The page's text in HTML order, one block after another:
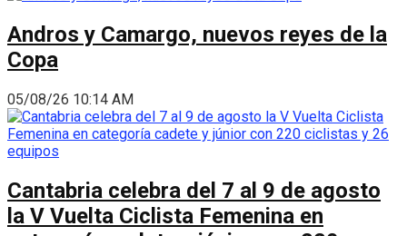
Andros y Camargo, nuevos reyes de la
Copa
05/08/26 10:14 AM
Cantabria celebra del 7 al 9 de agosto
la V Vuelta Ciclista Femenina en